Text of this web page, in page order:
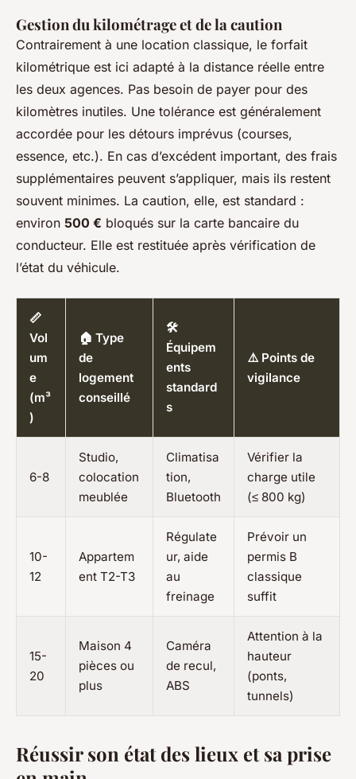
Gestion du kilométrage et de la caution
Contrairement à une location classique, le forfait
kilométrique est ici adapté à la distance réelle entre
les deux agences. Pas besoin de payer pour des
kilomètres inutiles. Une tolérance est généralement
accordée pour les détours imprévus (courses,
essence, etc.). En cas d’excédent important, des frais
supplémentaires peuvent s’appliquer, mais ils restent
souvent minimes. La caution, elle, est standard :
environ 500 € bloqués sur la carte bancaire du
conducteur. Elle est restituée après vérification de
l’état du véhicule.
📏
Vol
um
e
(m³
)
🏠 Type
de
logement
conseillé
🛠️
Équipem
ents
standard
s
⚠️ Points de
vigilance
6-8
Studio,
colocation
meublée
Climatisa
tion,
Bluetooth
Vérifier la
charge utile
(≤ 800 kg)
10-
12
Appartem
ent T2-T3
Régulate
ur, aide
au
freinage
Prévoir un
permis B
classique
suffit
15-
20
Maison 4
pièces ou
plus
Caméra
de recul,
ABS
Attention à la
hauteur
(ponts,
tunnels)
Réussir son état des lieux et sa prise